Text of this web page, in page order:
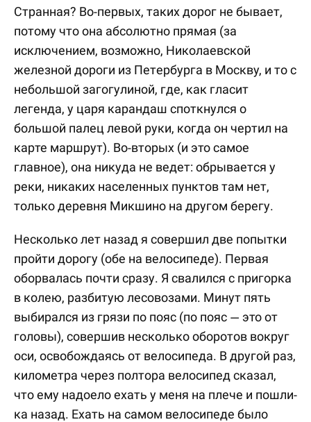
Странная? Во-первых, таких дорог не бывает,
потому что она абсолютно прямая (за
исключением, возможно, Николаевской
железной дороги из Петербурга в Москву, и то с
небольшой загогулиной, где, как гласит
легенда, у царя карандаш споткнулся о
большой палец левой руки, когда он чертил на
карте маршрут). Во-вторых (и это самое
главное), она никуда не ведет: обрывается у
реки, никаких населенных пунктов там нет,
только деревня Микшино на другом берегу.
Несколько лет назад я совершил две попытки
пройти дорогу (обе на велосипеде). Первая
оборвалась почти сразу. Я свалился с пригорка
в колею, разбитую лесовозами. Минут пять
выбирался из грязи по пояс (по пояс — это от
головы), совершив несколько оборотов вокруг
оси, освобождаясь от велосипеда. В другой раз,
километра через полтора велосипед сказал,
что ему надоело ехать у меня на плече и пошли-
ка назад. Ехать на самом велосипеде было